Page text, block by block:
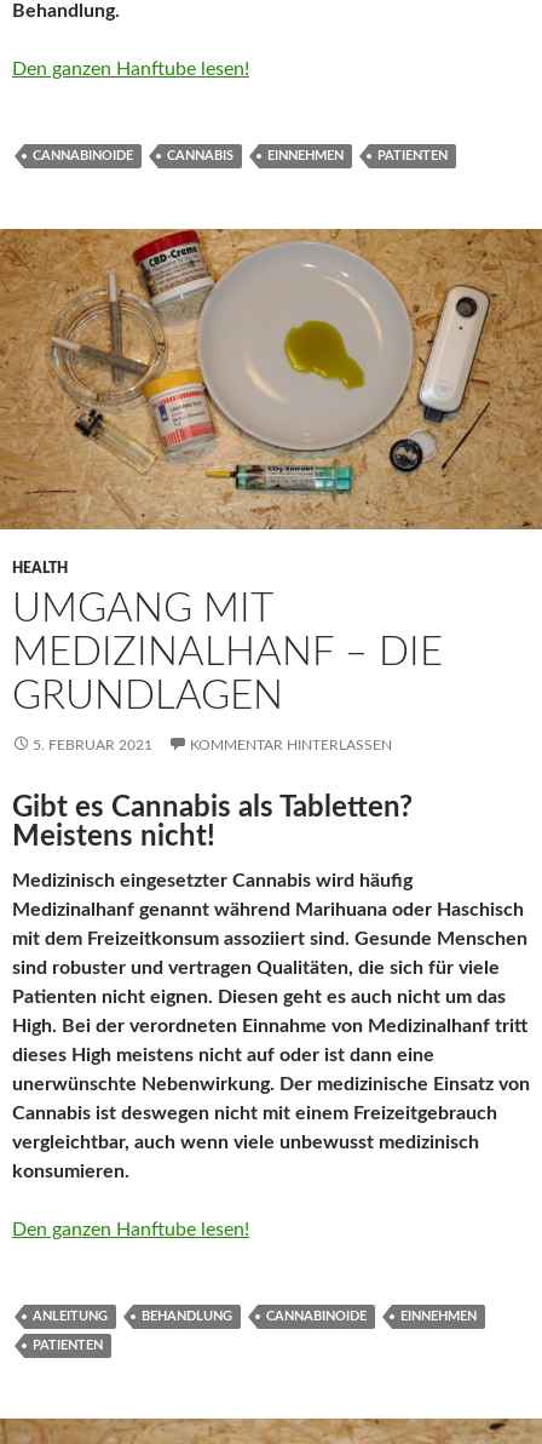
Behandlung.
Den ganzen Hanftube lesen!
CANNABINOIDE CANNABIS EINNEHMEN PATIENTEN
HEALTH
UMGANG MIT
MEDIZINALHANF – DIE
GRUNDLAGEN
5. FEBRUAR 2021 KOMMENTAR HINTERLASSEN
Gibt es Cannabis als Tabletten?
Meistens nicht!
Medizinisch eingesetzter Cannabis wird häufig
Medizinalhanf genannt während Marihuana oder Haschisch
mit dem Freizeitkonsum assoziiert sind. Gesunde Menschen
sind robuster und vertragen Qualitäten, die sich für viele
Patienten nicht eignen. Diesen geht es auch nicht um das
High. Bei der verordneten Einnahme von Medizinalhanf tritt
dieses High meistens nicht auf oder ist dann eine
unerwünschte Nebenwirkung. Der medizinische Einsatz von
Cannabis ist deswegen nicht mit einem Freizeitgebrauch
vergleichtbar, auch wenn viele unbewusst medizinisch
konsumieren.
Den ganzen Hanftube lesen!
ANLEITUNG BEHANDLUNG CANNABINOIDE EINNEHMEN
PATIENTEN